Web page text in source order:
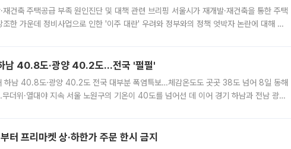
재건축 주택공급 부족 원인진단 및 대책 관련 브리핑 서울시가 재개발·재건축을 통한 주택
한 가운데 정비사업으로 인한 '이주 대란' 우려와 정부와의 정책 엇박자 논란에 대해 정
남 40.8도·광양 40.2도…전국 '펄펄'
하남 40.8도·광양 40.2도 전국 대부분 폭염특보…체감온도도 곳곳 38도 넘어 8일 동해
더위·열대야 지속 서울 노원구의 기온이 40도를 넘어선 데 이어 경기 하남과 전남 광양
터 프리마켓 상·하한가 주문 한시 금지